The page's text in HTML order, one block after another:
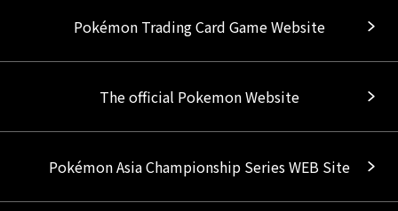
Pokémon Trading Card Game Website
The official Pokemon Website
Pokémon Asia Championship Series WEB Site